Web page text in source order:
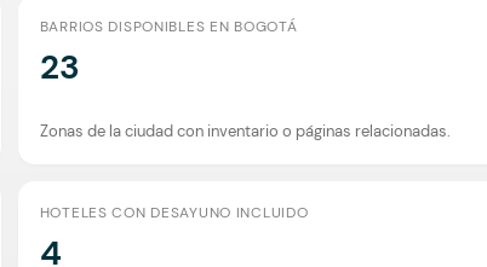
BARRIOS DISPONIBLES EN BOGOTÁ
23
Zonas de la ciudad con inventario o páginas relacionadas.
HOTELES CON DESAYUNO INCLUIDO
4